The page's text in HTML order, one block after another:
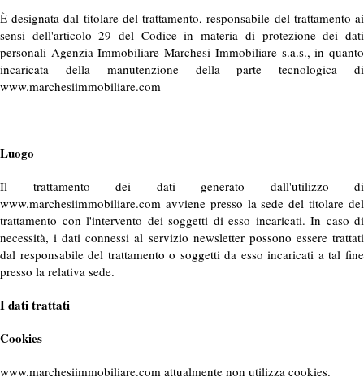
È designata dal titolare del trattamento, responsabile del trattamento ai
sensi dell'articolo 29 del Codice in materia di protezione dei dati
personali Agenzia Immobiliare Marchesi Immobiliare s.a.s., in quanto
incaricata della manutenzione della parte tecnologica di
www.marchesiimmobiliare.com
Luogo
Il trattamento dei dati generato dall'utilizzo di
www.marchesiimmobiliare.com avviene presso la sede del titolare del
trattamento con l'intervento dei soggetti di esso incaricati. In caso di
necessità, i dati connessi al servizio newsletter possono essere trattati
dal responsabile del trattamento o soggetti da esso incaricati a tal fine
presso la relativa sede.
I dati trattati
Cookies
www.marchesiimmobiliare.com attualmente non utilizza cookies.